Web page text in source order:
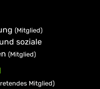
(Mitglied)
soziale
(Mitglied)
Mitglied)